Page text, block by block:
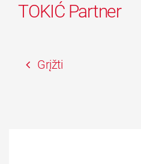
TOKIĆ Partner
Grįžti